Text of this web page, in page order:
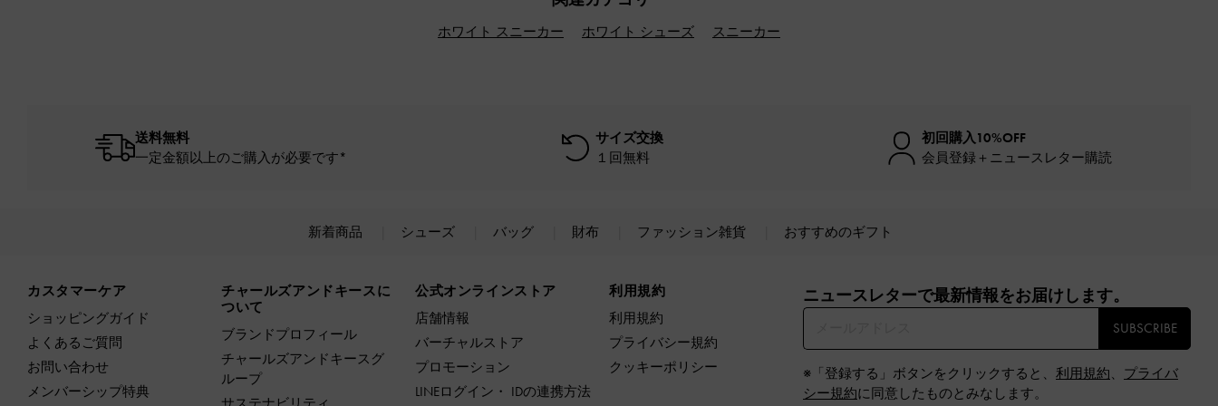
ホワイト スニーカー ホワイト シューズ スニーカー
送料無料
一定金額以上のご購入が必要です*
サイズ交換
１回無料
初回購入10%OFF
会員登録＋ニュースレター購読
新着商品 シューズ バッグ 財布 ファッション雑貨 おすすめのギフト
カスタマーケア
ショッピングガイド
よくあるご質問
お問い合わせ
メンバーシップ特典
チャールズアンドキースに
ついて
ブランドプロフィール
チャールズアンドキースグ
ループ
公式オンラインストア
店舗情報
バーチャルストア
プロモーション
LINEログイン・ IDの連携方法
利用規約
利用規約
プライバシー規約
クッキーポリシー
ニュースレターで最新情報をお届けします。​
SUBSCRIBE
※「登録する」ボタンをクリックすると、 利用規約、 プライバ
シー規約に同意したものとみなします。